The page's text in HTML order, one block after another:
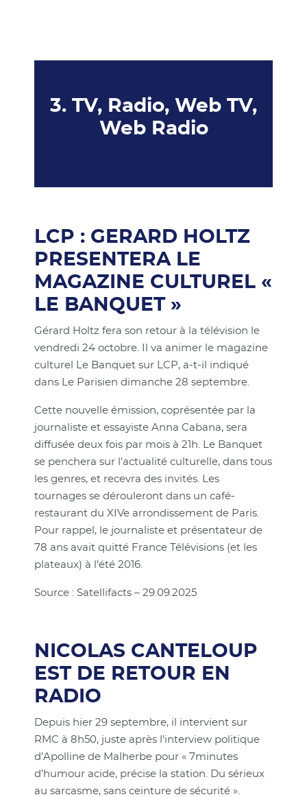
3. TV, Radio, Web TV,
Web Radio
LCP : GERARD HOLTZ
PRESENTERA LE
MAGAZINE CULTUREL «
LE BANQUET »
Gérard Holtz fera son retour à la télévision le
vendredi 24 octobre. Il va animer le magazine
culturel Le Banquet sur LCP, a-t-il indiqué
dans Le Parisien dimanche 28 septembre.
Cette nouvelle émission, coprésentée par la
journaliste et essayiste Anna Cabana, sera
diffusée deux fois par mois à 21h. Le Banquet
se penchera sur l’actualité culturelle, dans tous
les genres, et recevra des invités. Les
tournages se dérouleront dans un café-
restaurant du XIVe arrondissement de Paris.
Pour rappel, le journaliste et présentateur de
78 ans avait quitté France Télévisions (et les
plateaux) à l’été 2016.
Source : Satellifacts – 29.09.2025
NICOLAS CANTELOUP
EST DE RETOUR EN
RADIO
Depuis hier 29 septembre, il intervient sur
RMC à 8h50, juste après l’interview politique
d’Apolline de Malherbe pour « 7minutes
d’humour acide, précise la station. Du sérieux
au sarcasme, sans ceinture de sécurité ».